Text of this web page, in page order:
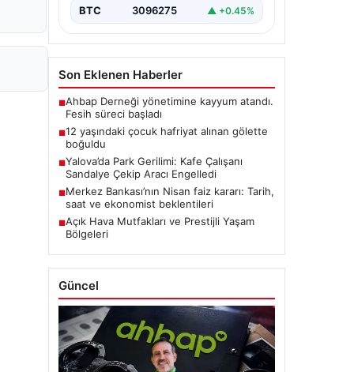
BTC 3096275 ▲ +0.45%
Son Eklenen Haberler
■Ahbap Derneği yönetimine kayyum atandı.
Fesih süreci başladı
■12 yaşındaki çocuk hafriyat alınan gölette
boğuldu
■Yalova’da Park Gerilimi: Kafe Çalışanı
Sandalye Çekip Aracı Engelledi
■Merkez Bankası’nın Nisan faiz kararı: Tarih,
saat ve ekonomist beklentileri
■Açık Hava Mutfakları ve Prestijli Yaşam
Bölgeleri
Güncel